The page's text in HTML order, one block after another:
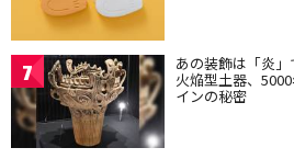
7 あの装飾は「炎
火焔型土器、
インの秘密